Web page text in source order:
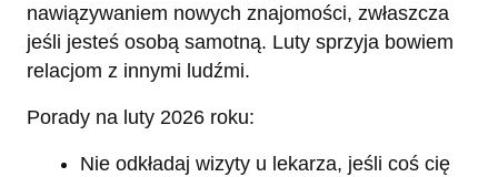
nawiązywaniem nowych znajomości, zwłaszcza
jeśli jesteś osobą samotną. Luty sprzyja bowiem
relacjom z innymi ludźmi.
Porady na luty 2026 roku:
Nie odkładaj wizyty u lekarza, jeśli coś cię